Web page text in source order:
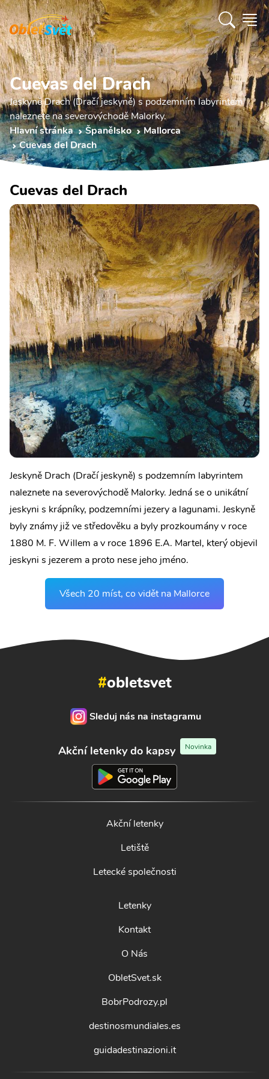
Cuevas del Drach
Jeskyně Drach (Dračí jeskyně) s podzemním labyrintem
naleznete na severovýchodě Malorky.
Hlavní stránka
Španělsko
Mallorca
Cuevas del Drach
Cuevas del Drach
Jeskyně Drach (Dračí jeskyně) s podzemním labyrintem
naleznete na severovýchodě Malorky. Jedná se o unikátní
jeskyni s krápníky, podzemními jezery a lagunami. Jeskyně
byly známy již ve středověku a byly prozkoumány v roce
1880 M. F. Willem a v roce 1896 E.A. Martel, který objevil
jeskyni s jezerem a proto nese jeho jméno.
Všech 20 míst, co vidět na Mallorce
#obletsvet
Sleduj nás na instagramu
Akční letenky do kapsy Novinka
Akční letenky
Letiště
Letecké společnosti
Letenky
Kontakt
O Nás
ObletSvet.sk
BobrPodrozy.pl
destinosmundiales.es
guidadestinazioni.it